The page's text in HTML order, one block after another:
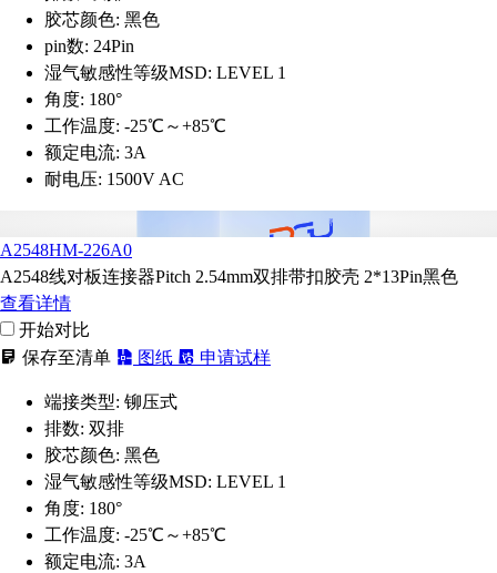
胶芯颜色: 黑色
pin数: 24Pin
湿气敏感性等级MSD: LEVEL 1
角度: 180°
工作温度: -25℃～+85℃
额定电流: 3A
耐电压: 1500V AC
A2548HM-226A0
A2548线对板连接器Pitch 2.54mm双排带扣胶壳 2*13Pin黑色
查看详情
开始对比
保存至清单
图纸 申请试样
端接类型: 铆压式
排数: 双排
胶芯颜色: 黑色
湿气敏感性等级MSD: LEVEL 1
角度: 180°
工作温度: -25℃～+85℃
额定电流: 3A